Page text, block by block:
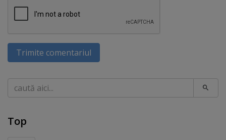
Trimite comentariul
Caută
Top